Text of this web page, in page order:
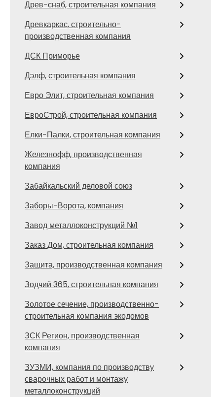
Древ-снаб, строительная компания
Древкаркас, строительно-
производственная компания
ДСК Приморье
Дэлф, строительная компания
Евро Элит, строительная компания
ЕвроСтрой, строительная компания
Елки-Палки, строительная компания
Железнофф, производственная
компания
Забайкальский деловой союз
Заборы-Ворота, компания
Завод металлоконструкций №1
Заказ Дом, строительная компания
Защита, производственная компания
Зодчий 365, строительная компания
Золотое сечение, производственно-
строительная компания экодомов
ЗСК Регион, производственная
компания
ЗУЗМИ, компания по производству
сварочных работ и монтажу
металлоконструкций